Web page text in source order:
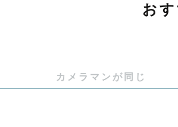
お
カメラマンが同じ